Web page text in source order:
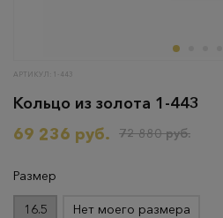
АРТИКУЛ: 1-443
Кольцо из золота 1-443
69 236 руб.
72 880 руб.
Размер
16.5 Нет моего размера